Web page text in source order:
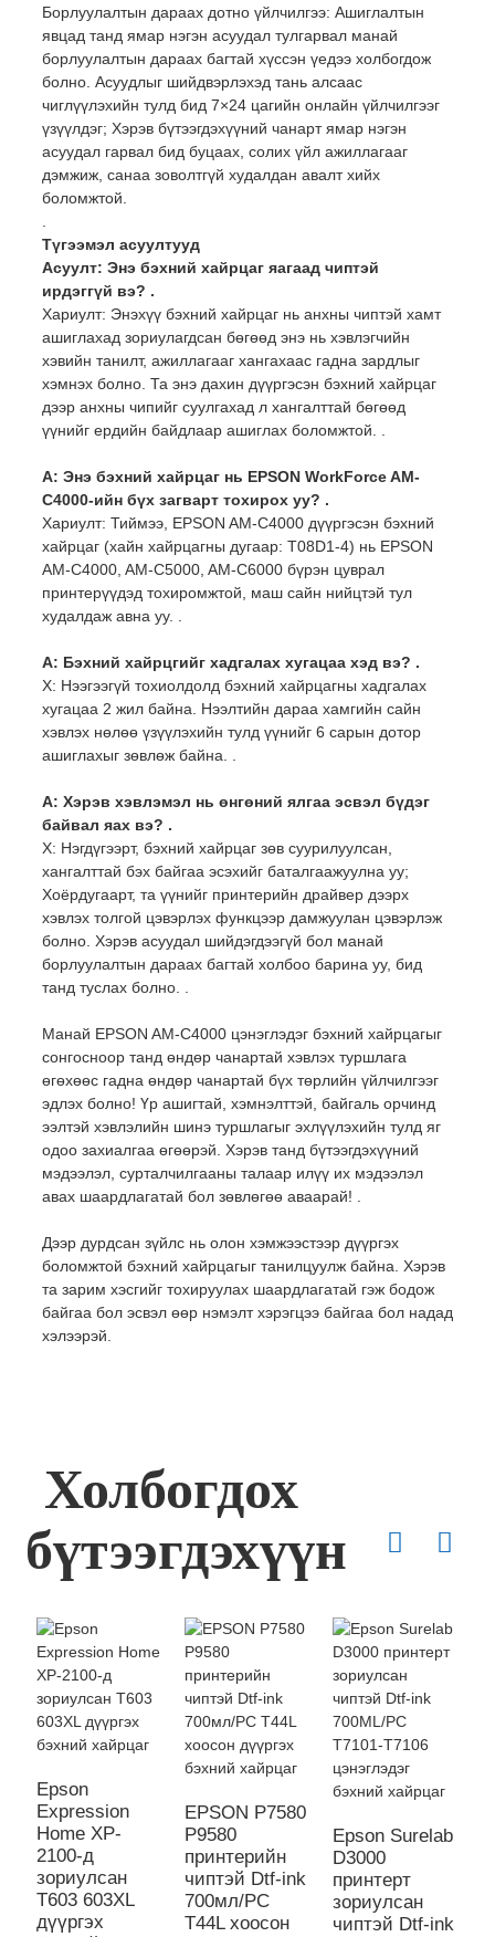
Борлуулалтын дараах дотно үйлчилгээ: Ашиглалтын
явцад танд ямар нэгэн асуудал тулгарвал манай
борлуулалтын дараах багтай хүссэн үедээ холбогдож
болно. Асуудлыг шийдвэрлэхэд тань алсаас
чиглүүлэхийн тулд бид 7×24 цагийн онлайн үйлчилгээг
үзүүлдэг; Хэрэв бүтээгдэхүүний чанарт ямар нэгэн
асуудал гарвал бид буцаах, солих үйл ажиллагааг
дэмжиж, санаа зоволтгүй худалдан авалт хийх
боломжтой.
Түгээмэл асуултууд
Асуулт: Энэ бэхний хайрцаг яагаад чиптэй
ирдэггүй вэ? .
Хариулт: Энэхүү бэхний хайрцаг нь анхны чиптэй хамт
ашиглахад зориулагдсан бөгөөд энэ нь хэвлэгчийн
хэвийн танилт, ажиллагааг хангахаас гадна зардлыг
хэмнэх болно. Та энэ дахин дүүргэсэн бэхний хайрцаг
дээр анхны чипийг суулгахад л хангалттай бөгөөд
үүнийг ердийн байдлаар ашиглах боломжтой. .
А: Энэ бэхний хайрцаг нь EPSON WorkForce AM-
C4000-ийн бүх загварт тохирох уу? .
Хариулт: Тиймээ, EPSON AM-C4000 дүүргэсэн бэхний
хайрцаг (хайн хайрцагны дугаар: T08D1-4) нь EPSON
AM-C4000, AM-C5000, AM-C6000 бүрэн цуврал
принтерүүдэд тохиромжтой, маш сайн нийцтэй тул
худалдаж авна уу. .
А: Бэхний хайрцгийг хадгалах хугацаа хэд вэ? .
Х: Нээгээгүй тохиолдолд бэхний хайрцагны хадгалах
хугацаа 2 жил байна. Нээлтийн дараа хамгийн сайн
хэвлэх нөлөө үзүүлэхийн тулд үүнийг 6 сарын дотор
ашиглахыг зөвлөж байна. .
А: Хэрэв хэвлэмэл нь өнгөний ялгаа эсвэл бүдэг
байвал яах вэ? .
Х: Нэгдүгээрт, бэхний хайрцаг зөв суурилуулсан,
хангалттай бэх байгаа эсэхийг баталгаажуулна уу;
Хоёрдугаарт, та үүнийг принтерийн драйвер дээрх
хэвлэх толгой цэвэрлэх функцээр дамжуулан цэвэрлэж
болно. Хэрэв асуудал шийдэгдээгүй бол манай
борлуулалтын дараах багтай холбоо барина уу, бид
танд туслах болно. .
Манай EPSON AM-C4000 цэнэглэдэг бэхний хайрцагыг
сонгосноор танд өндөр чанартай хэвлэх туршлага
өгөхөөс гадна өндөр чанартай бүх төрлийн үйлчилгээг
эдлэх болно! Үр ашигтай, хэмнэлттэй, байгаль орчинд
ээлтэй хэвлэлийн шинэ туршлагыг эхлүүлэхийн тулд яг
одоо захиалгаа өгөөрэй. Хэрэв танд бүтээгдэхүүний
мэдээлэл, сурталчилгааны талаар илүү их мэдээлэл
авах шаардлагатай бол зөвлөгөө аваарай! .
Дээр дурдсан зүйлс нь олон хэмжээстээр дүүргэх
боломжтой бэхний хайрцагыг танилцуулж байна. Хэрэв
та зарим хэсгийг тохируулах шаардлагатай гэж бодож
байгаа бол эсвэл өөр нэмэлт хэрэгцээ байгаа бол надад
хэлээрэй.
Холбогдох
бүтээгдэхүүн
Epson
Expression
Home XP-
2100-д ​​
зориулсан
T603 603XL
дүүргэх
EPSON P7580
P9580
принтерийн
чиптэй Dtf-ink
700мл/PC
T44L хоосон
Epson Surelab
D3000
принтерт
зориулсан
чиптэй Dtf-ink